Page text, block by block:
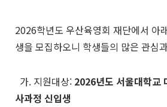
2026학년도 우산육영회 재단에서 아
생을 모집하오니 학생들의 많은 관심
가. 지원대상: 2026년도 서울대학교
사과정 신입생